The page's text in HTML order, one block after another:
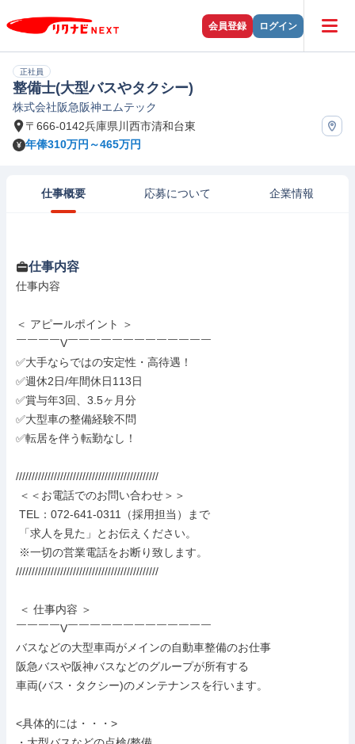
会員登録 ログイン
正社員
整備士(大型バスやタクシー)
株式会社阪急阪神エムテック
〒666-0142兵庫県川西市清和台東
年俸310万円～465万円
仕事概要 応募について 企業情報
仕事内容
仕事内容
＜ アピールポイント ＞
￣￣￣￣V￣￣￣￣￣￣￣￣￣￣￣￣￣
✅大手ならではの安定性・高待遇！
✅週休2日/年間休日113日
✅賞与年3回、3.5ヶ月分
✅大型車の整備経験不問
✅転居を伴う転勤なし！
/////////////////////////////////////////////
/////////////////////////////////////////////
￣￣￣￣V￣￣￣￣￣￣￣￣￣￣￣￣￣
バスなどの大型車両がメインの自動車整備のお仕事
阪急バスや阪神バスなどのグループが所有する
車両(バス・タクシー)のメンテナンスを行います。
<具体的には・・・>